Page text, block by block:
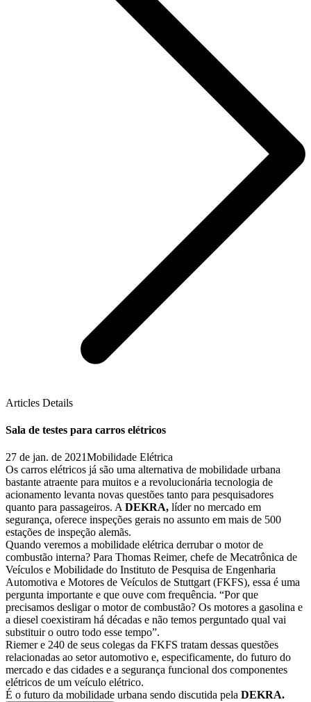
Articles Details
Sala de testes para carros elétricos
27 de jan. de 2021Mobilidade Elétrica
Os carros elétricos já são uma alternativa de mobilidade urbana
bastante atraente para muitos e a revolucionária tecnologia de
acionamento levanta novas questões tanto para pesquisadores
quanto para passageiros. A DEKRA, líder no mercado em
segurança, oferece inspeções gerais no assunto em mais de 500
estações de inspeção alemãs.
Quando veremos a mobilidade elétrica derrubar o motor de
combustão interna? Para Thomas Reimer, chefe de Mecatrônica de
Veículos e Mobilidade do Instituto de Pesquisa de Engenharia
Automotiva e Motores de Veículos de Stuttgart (FKFS), essa é uma
pergunta importante e que ouve com frequência. “Por que
precisamos desligar o motor de combustão? Os motores a gasolina e
a diesel coexistiram há décadas e não temos perguntado qual vai
substituir o outro todo esse tempo”.
Riemer e 240 de seus colegas da FKFS tratam dessas questões
relacionadas ao setor automotivo e, especificamente, do futuro do
mercado e das cidades e a segurança funcional dos componentes
elétricos de um veículo elétrico.
É o futuro da mobilidade urbana sendo discutida pela DEKRA.